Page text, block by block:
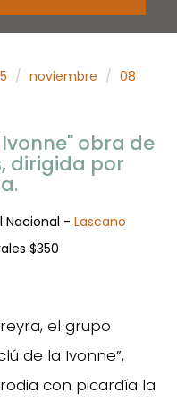
noviembre
08
obra de
dirigida por
Nacional - Lascano
$350
el grupo
de la Ivonne”,
con picardía la